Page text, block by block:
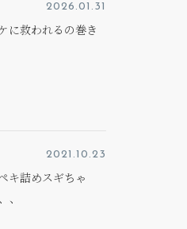
2026.01.31
に救われるの巻き
2021.10.23
キ詰めスギちゃ
、